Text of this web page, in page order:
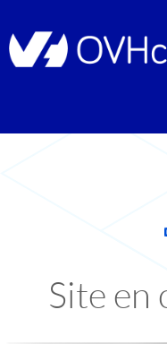
Site en